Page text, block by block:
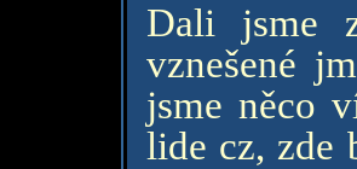
Dali jsme
vznešené
jsme něco
lide cz, zde